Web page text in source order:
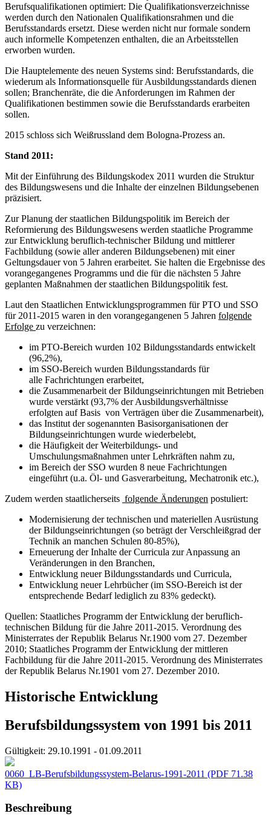
Berufsqualifikationen optimiert: Die Qualifikationsverzeichnisse
werden durch den Nationalen Qualifikationsrahmen und die
Berufsstandards ersetzt. Diese werden nicht nur formale sondern
auch informelle Kompetenzen enthalten, die an Arbeitsstellen
erworben wurden.
Die Hauptelemente des neuen Systems sind: Berufsstandards, die
wiederum als Informationsquelle für Ausbildungsstandards dienen
sollen; Branchenräte, die die Anforderungen im Rahmen der
Qualifikationen bestimmen sowie die Berufsstandards erarbeiten
sollen.
2015 schloss sich Weißrussland dem Bologna-Prozess an.
Stand 2011:
Mit der Einführung des Bildungskodex 2011 wurden die Struktur
des Bildungswesens und die Inhalte der einzelnen Bildungsebenen
präzisiert.
Zur Planung der staatlichen Bildungspolitik im Bereich der
Reformierung des Bildungswesens werden staatliche Programme
zur Entwicklung beruflich-technischer Bildung und mittlerer
Fachbildung (sowie aller anderen Bildungsebenen) mit einer
Geltungsdauer von 5 Jahren erarbeitet. Sie halten die Ergebnisse des
vorangegangenes Programms und die für die nächsten 5 Jahre
geplanten Maßnahmen der staatlichen Bildungspolitik fest.
Laut den Staatlichen Entwicklungsprogrammen für PTO und SSO
für 2011-2015 waren in den vorangegangenen 5 Jahren folgende
Erfolge zu verzeichnen:
im PTO-Bereich wurden 102 Bildungsstandards entwickelt
(96,2%),
im SSO-Bereich wurden Bildungsstandards für
alle Fachrichtungen erarbeitet,
die Zusammenarbeit der Bildungseinrichtungen mit Betrieben
wurde verstärkt (93,7% der Ausbildungsverhältnisse
erfolgten auf Basis von Verträgen über die Zusammenarbeit),
das Institut der sogenannten Basisorganisationen der
Bildungseinrichtungen wurde wiederbelebt,
die Häufigkeit der Weiterbildungs- und
Umschulungsmaßnahmen unter Lehrkräften nahm zu,
im Bereich der SSO wurden 8 neue Fachrichtungen
eingeführt (u.a. Öl- und Gasverarbeitung, Mechatronik etc.),
Zudem werden staatlicherseits folgende Änderungen postuliert:
Modernisierung der technischen und materiellen Ausrüstung
der Bildungseinrichtungen (so beträgt der Verschleißgrad der
Technik an manchen Schulen 80-85%),
Erneuerung der Inhalte der Curricula zur Anpassung an
Veränderungen in den Branchen,
Entwicklung neuer Bildungsstandards und Curricula,
Entwicklung neuer Lehrbücher (im SSO-Bereich ist der
entsprechende Bedarf lediglich zu 83% gedeckt).
Quellen: Staatliches Programm der Entwicklung der beruflich-
technischen Bildung für die Jahre 2011-2015. Verordnung des
Ministerrates der Republik Belarus Nr.1900 vom 27. Dezember
2010; Staatliches Programm der Entwicklung der mittleren
Fachbildung für die Jahre 2011-2015. Verordnung des Ministerrates
der Republik Belarus Nr.1901 vom 27. Dezember 2010.
Historische Entwicklung
Berufsbildungssystem von 1991 bis 2011
Gültigkeit: 29.10.1991 - 01.09.2011
0060_LB-Berufsbildungssystem-Belarus-1991-2011 (PDF 71.38
KB)
Beschreibung